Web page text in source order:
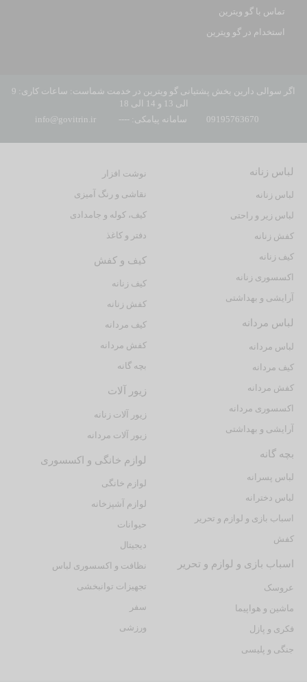
تماس با گو ویترین
استخدام در گو ویترین
اگر سوالی دارین بخش پشتیانی گو ویترین در خدمت شماست: ساعات کاری: 9
الی 13 و 14 الی 18
09195763670
سامانه پیامکی: ---- info@govitrin.ir
لباس زنانه
لباس زنانه
لباس زیر و راحتی
کفش زنانه
کیف زنانه
اکسسوری زنانه
آرایشی و بهداشتی
لباس مردانه
لباس مردانه
کیف مردانه
کفش مردانه
اکسسوری مردانه
آرایشی و بهداشتی
بچه گانه
لباس پسرانه
لباس دخترانه
اسباب بازی و لوازم و تحریر
کفش
اسباب بازی و لوازم و تحریر
عروسک
ماشین و هواپیما
فکری و پازل
جنگی و پلیسی
نوشت افزار
نقاشی و رنگ آمیزی
کیف، کوله و جامدادی
دفتر و کاغذ
کیف و کفش
کیف زنانه
کفش زنانه
کیف مردانه
کفش مردانه
بچه گانه
زیور آلات
زیور آلات زنانه
زیور آلات مردانه
لوازم خانگی و اکسسوری
لوازم خانگی
لوازم آشپزخانه
حیوانات
دیجیتال
نظافت و اکسسوری لباس
تجهیزات توانبخشی
سفر
ورزشی